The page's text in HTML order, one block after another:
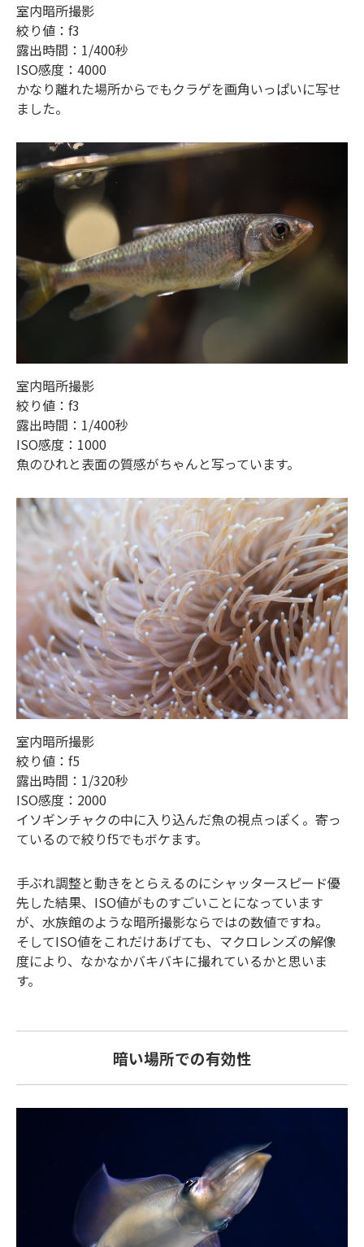
室内暗所撮影
絞り値：f3
露出時間：1/400秒
ISO感度：4000
かなり離れた場所からでもクラゲを画角いっぱいに写せ
ました。
室内暗所撮影
絞り値：f3
露出時間：1/400秒
ISO感度：1000
魚のひれと表面の質感がちゃんと写っています。
室内暗所撮影
絞り値：f5
露出時間：1/320秒
ISO感度：2000
イソギンチャクの中に入り込んだ魚の視点っぽく。寄っ
ているので絞りf5でもボケます。
手ぶれ調整と動きをとらえるのにシャッタースピード優
先した結果、ISO値がものすごいことになっています
が、水族館のような暗所撮影ならではの数値ですね。
そしてISO値をこれだけあげても、マクロレンズの解像
度により、なかなかバキバキに撮れているかと思いま
す。
暗い場所での有効性